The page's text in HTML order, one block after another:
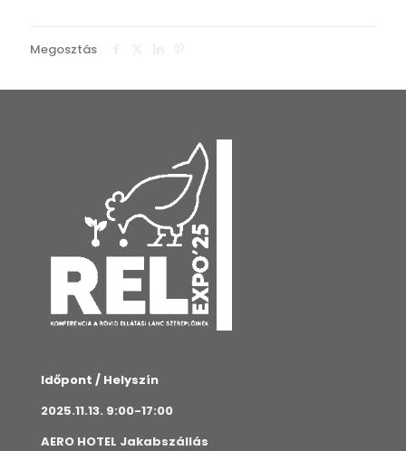
Megosztás
Időpont / Helyszín
2025.11.13. 9:00-17:00
AERO HOTEL Jakabszállás